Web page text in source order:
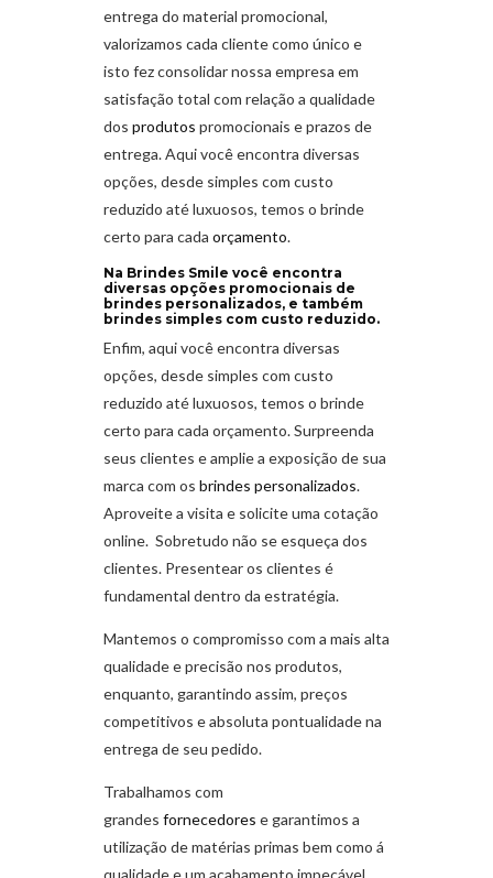
entrega do material promocional,
valorizamos cada cliente como único e
isto fez consolidar nossa empresa em
satisfação total com relação a qualidade
dos produtos promocionais e prazos de
entrega. Aqui você encontra diversas
opções, desde simples com custo
reduzido até luxuosos, temos o brinde
certo para cada orçamento.
Na Brindes Smile você encontra
diversas opções promocionais de
brindes personalizados, e também
brindes simples com custo reduzido.
Enfim, aqui você encontra diversas
opções, desde simples com custo
reduzido até luxuosos, temos o brinde
certo para cada orçamento. Surpreenda
seus clientes e amplie a exposição de sua
marca com os brindes personalizados.
Aproveite a visita e solicite uma cotação
online. Sobretudo não se esqueça dos
clientes. Presentear os clientes é
fundamental dentro da estratégia.
Mantemos o compromisso com a mais alta
qualidade e precisão nos produtos,
enquanto, garantindo assim, preços
competitivos e absoluta pontualidade na
entrega de seu pedido.
Trabalhamos com
grandes fornecedores e garantimos a
utilização de matérias primas bem como á